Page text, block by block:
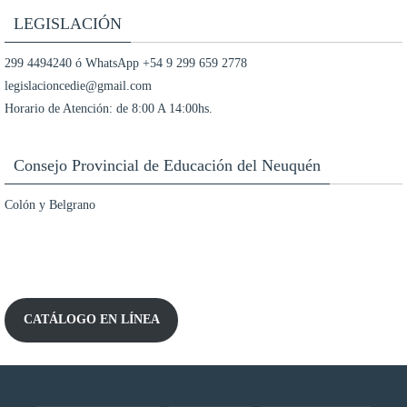
LEGISLACIÓN
299 4494240 ó WhatsApp +54 9 299 659 2778
legislacioncedie@gmail.com
Horario de Atención: de 8:00 A 14:00hs.
Consejo Provincial de Educación del Neuquén
Colón y Belgrano
CATÁLOGO EN LÍNEA